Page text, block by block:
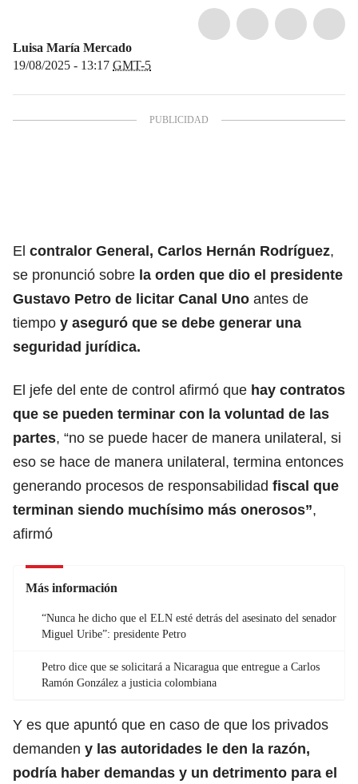
Luisa María Mercado
19/08/2025 - 13:17 GMT-5
El contralor General, Carlos Hernán Rodríguez,
se pronunció sobre la orden que dio el presidente
Gustavo Petro de licitar Canal Uno antes de
tiempo y aseguró que se debe generar una
seguridad jurídica.
El jefe del ente de control afirmó que hay contratos
que se pueden terminar con la voluntad de las
partes, “no se puede hacer de manera unilateral, si
eso se hace de manera unilateral, termina entonces
generando procesos de responsabilidad fiscal que
terminan siendo muchísimo más onerosos”,
afirmó
Más información
“Nunca he dicho que el ELN esté detrás del asesinato del senador
Miguel Uribe”: presidente Petro
Petro dice que se solicitará a Nicaragua que entregue a Carlos
Ramón González a justicia colombiana
Y es que apuntó que en caso de que los privados
demanden y las autoridades le den la razón,
podría haber demandas y un detrimento para el